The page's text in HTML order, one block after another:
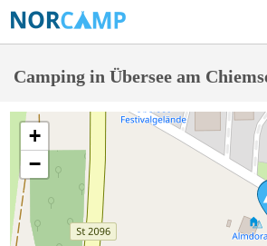
Camping in Übersee am
+
−